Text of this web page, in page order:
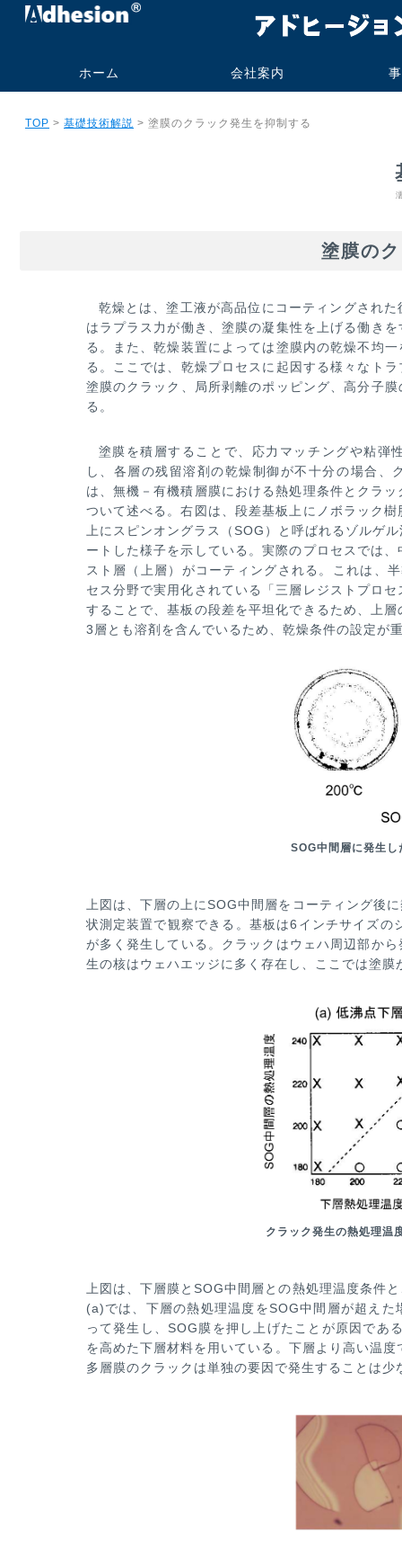
ホーム 会社案内
TOP > 基礎技術解説 > 塗膜のクラック発生を抑制する
塗膜の
乾燥とは、塗工液が高品位にコーティングされ
はラプラス力が働き、塗膜の凝集性を上げる働きを
る。また、乾燥装置によ っては塗膜内の乾燥不均
る。ここでは、乾燥プロセスに起因する様々なト
塗膜のクラック、局所剥離のポッピング、高分子膜
る。
塗膜を積層することで、応力マッチングや粘弾
し、 各層の残留溶剤の乾燥制御が不十分の場合、
は、無機－有機積層膜における熱処理条件とクラ
ついて述べる。右図は、段差基板上にノボラック
上にスピンオングラス（SOG）と呼ばれるゾルゲ
ートした様子を示している。実際のプロセスでは
スト層（上層）がコーティングされる。これは、
セス分野で実用化されている「三層レジストプロ
することで、基板の段差を平坦化できるため、上
3層とも溶剤を含んでいるため、乾燥条件の設定が
SOG中間層に発生
上図は、下層の上にSOG中間層をコーティング後
状測定装置で観察できる。基板は6インチサイズの
が多く発生している。クラッ クはウェハ周辺部か
生の核はウェハエッジに多く存在し、ここでは塗膜
クラック発生の熱処理温
上図は、下層膜とSOG中間層との熱処理温度条件
(a)では、下層の熱処理温度をSOG中間層が超えた
って発生し、SOG膜を押し上げたことが原因であ
を高めた下層材料を用いている。下層より高い温
多層膜のクラックは単独の要因で発生することは少